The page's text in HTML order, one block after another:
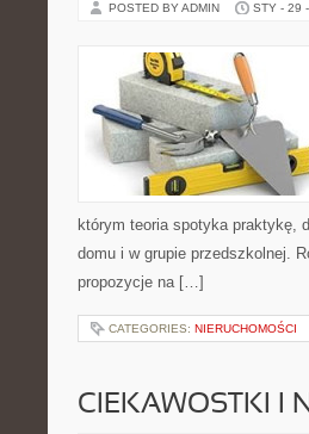
POSTED BY ADMIN STY - 29
którym teoria spotyka praktykę,
domu i w grupie przedszkolnej.
propozycje na […]
CATEGORIES: NIERUCHOMOŚCI
CIEKAWOSTKI I